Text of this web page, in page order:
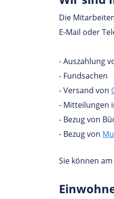
Die
E-Mail oder
- Auszahlung
- Fundsachen
- Versand von
- Mitteilungen
- Bezug von
- Bezug von
Sie können